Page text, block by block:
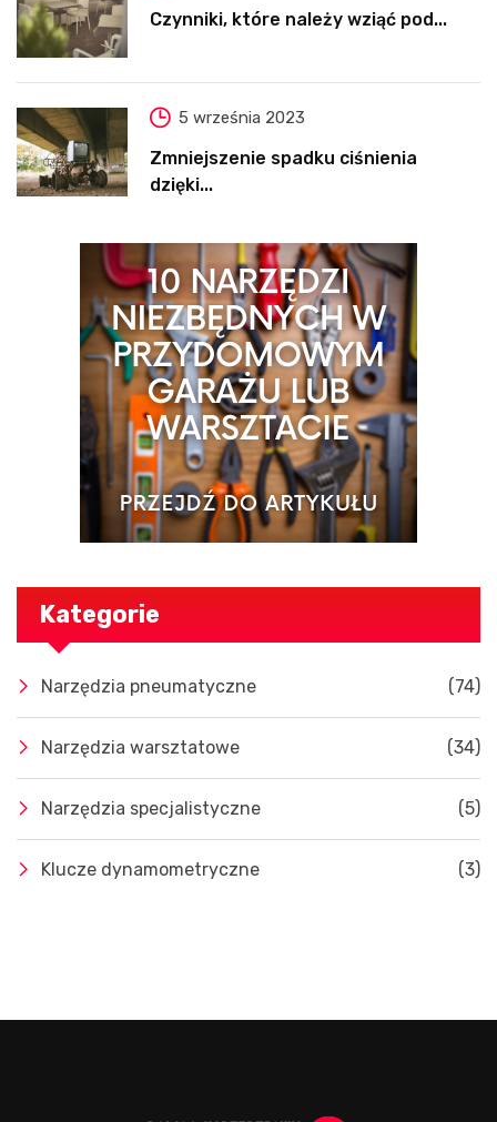
Czynniki, które należy wziąć pod...
5 września 2023
Zmniejszenie spadku ciśnienia
dzięki...
Kategorie
Narzędzia pneumatyczne (74)
Narzędzia warsztatowe (34)
Narzędzia specjalistyczne (5)
Klucze dynamometryczne (3)